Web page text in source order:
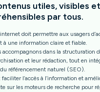
utiles, visibles et
par tous.
doit permettre aux usagers
à une information claire et fiable.
accompagnons dans la structuration
et leur rédaction, tout en
référencement naturel (SEO).
faciliter l’accès à l’information et
sur les moteurs de recherche pour